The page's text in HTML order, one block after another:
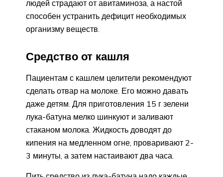
людей страдают от авитаминоза, а настой
способен устранить дефицит необходимых
организму веществ.
Средство от кашля
Пациентам с кашлем целители рекомендуют
сделать отвар на молоке. Его можно давать
даже детям. Для приготовления 15 г зелени
лука-батуна мелко шинкуют и заливают
стаканом молока. Жидкость доводят до
кипения на медленном огне, проваривают 2-
3 минуты, а затем настаивают два часа.